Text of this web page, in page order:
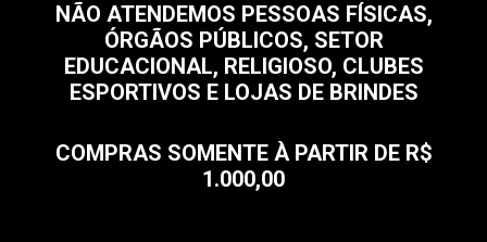
NÃO ATENDEMOS PESSOAS FÍSICAS,
ÓRGÃOS PÚBLICOS, SETOR
EDUCACIONAL, RELIGIOSO, CLUBES
ESPORTIVOS E LOJAS DE BRINDES
COMPRAS SOMENTE À PARTIR DE R$
1.000,00